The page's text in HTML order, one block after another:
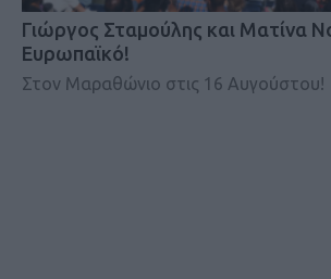
Γιώργος Σταμούλης και Ματίνα
Ευρωπαϊκό!
Στον Μαραθώνιο στις 16 Αυγούστου!